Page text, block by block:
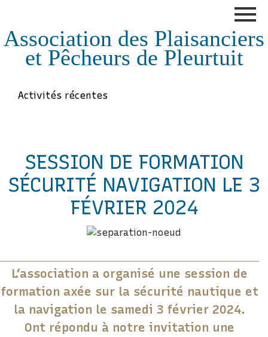
Association des Plaisanciers
et Pêcheurs de Pleurtuit
Activités récentes
SESSION DE FORMATION
SÉCURITÉ NAVIGATION LE 3
FÉVRIER 2024
L’association a organisé une session de
formation axée sur la sécurité nautique et
la navigation le samedi 3 février 2024.
Ont répondu à notre invitation une